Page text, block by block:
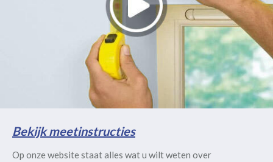
Bekijk meetinstructies
Op onze website staat alles wat u wilt weten over